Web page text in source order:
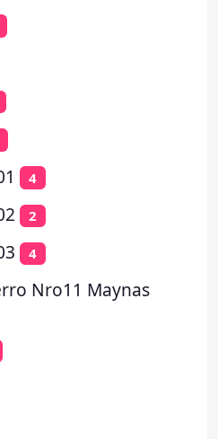
4
2
4
Nro11 Maynas